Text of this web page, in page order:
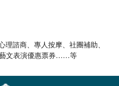
諮商、專人按摩、社團補助、
文表演優惠票券……等